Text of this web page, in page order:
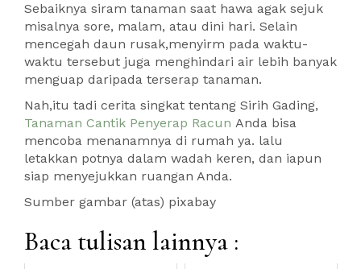
Sebaiknya siram tanaman saat hawa agak sejuk
misalnya sore, malam, atau dini hari. Selain
mencegah daun rusak,menyirm pada waktu-
waktu tersebut juga menghindari air lebih banyak
menguap daripada terserap tanaman.
Nah,itu tadi cerita singkat tentang Sirih Gading,
Tanaman Cantik Penyerap Racun Anda bisa
mencoba menanamnya di rumah ya. lalu
letakkan potnya dalam wadah keren, dan iapun
siap menyejukkan ruangan Anda.
Sumber gambar (atas) pixabay
Baca tulisan lainnya :